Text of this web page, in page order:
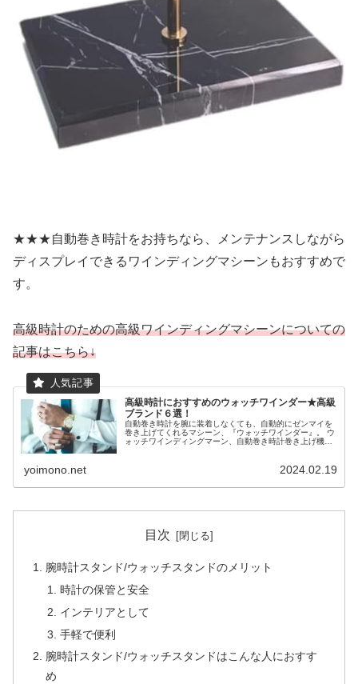
★★★自動巻き時計をお持ちなら、メンテナンスしながら
ディスプレイできるワインディングマシーンもおすすめで
す。
高級時計のための高級ワインディングマシーンについての
記事はこちら↓
高級時計におすすめのウォッチワインダー★高級
ブランド６選！
自動巻き時計を腕に装着しなくても、自動的にゼンマイを
巻き上げてくれるマシーン、『ウォッチワインダー』。 ウ
ォッチワインディングマーン、自動巻き時計巻き上げ機、
yoimono.net 2024.02.19
目次
腕時計スタンド/ウォッチスタンドのメリット
時計の保管と安全
インテリアとして
手軽で便利
腕時計スタンド/ウォッチスタンドはこんな人におすす
め